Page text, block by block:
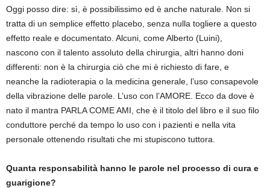
Oggi posso dire: sì, è possibilissimo ed è anche naturale. Non si
tratta di un semplice effetto placebo, senza nulla togliere a questo
effetto reale e documentato. Alcuni, come Alberto (Luini),
nascono con il talento assoluto della chirurgia, altri hanno doni
differenti: non è la chirurgia ciò che mi è richiesto di fare, e
neanche la radioterapia o la medicina generale, l’uso consapevole
della vibrazione delle parole. L’uso con l’AMORE. Ecco da dove è
nato il mantra PARLA COME AMI, che è il titolo del libro e il suo filo
conduttore perché da tempo lo uso con i pazienti e nella vita
personale ottenendo risultati che mi stupiscono tuttora.
Quanta responsabilità hanno le parole nel processo di cura e
guarigione?